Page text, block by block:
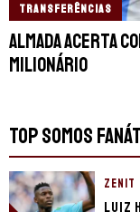
TRANSFERÊNCIAS
Almada acerta
milionário
TOP SOMOS
ZENIT
Luiz